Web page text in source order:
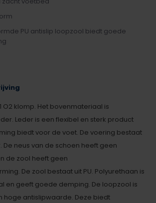
PU antislip loopzool biedt goede
O2 klomp. Het bovenmateriaal is
Leder is een flexibel en sterk product
biedt voor de voet. De voering bestaat
De neus van de schoen heeft geen
de zool heeft geen
De zool bestaat uit PU. Polyurethaan is
en geeft goede demping. De loopzool is
hoge antislipwaarde. Deze biedt